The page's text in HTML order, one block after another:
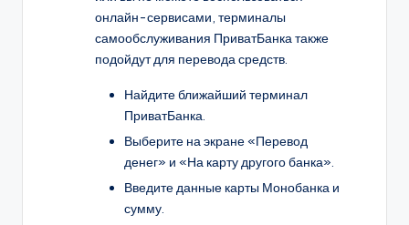
онлайн-сервисами, терминалы
самообслуживания ПриватБанка также
подойдут для перевода средств.
Найдите ближайший терминал
ПриватБанка.
Выберите на экране «Перевод
денег» и «На карту другого банка».
Введите данные карты Монобанка и
сумму.